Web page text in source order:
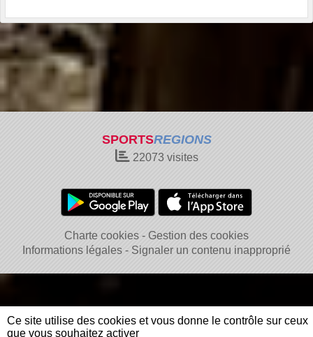
SPORTSREGIONS
22073visites
Charte cookies
Gestion des cookies
Informations légales
Signaler un contenu inapproprié
Ce site utilise des cookies et vous donne le contrôle sur ceux
que vous souhaitez activer